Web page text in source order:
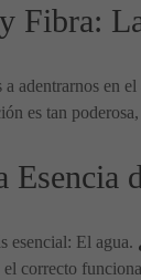
Fibra:
adentrarnos en
es tan
Esencia
esencial: El agua.
correcto